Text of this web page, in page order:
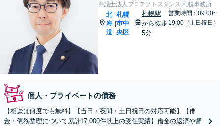
弁護士法人プロテクトスタンス 札幌事務所
北
海
道
|
札幌
市中
央区
札幌駅
から徒歩
5分
営業時間：09:00~
19:00（土日祝日）
個人・プライベートの債務
【相談は何度でも無料】【当日・夜間・土日祝日の対応可能】【借
金・債務整理について累計17,000件以上の受任実績】借金の返済や督